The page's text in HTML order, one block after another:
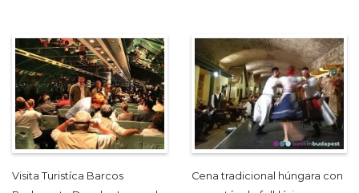
Visita Turistíca Barcos
Cena tradicional húngara con